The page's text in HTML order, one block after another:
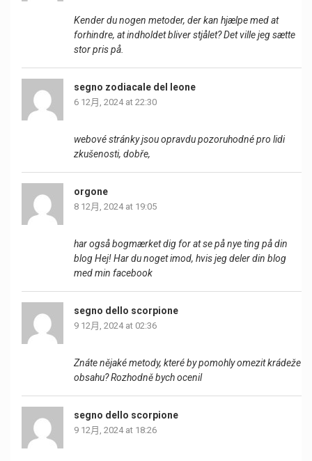
Kender du nogen metoder, der kan hjælpe med at
forhindre, at indholdet bliver stjålet? Det ville jeg sætte
stor pris på.
segno zodiacale del leone
6 12月, 2024 at 22:30
webové stránky jsou opravdu pozoruhodné pro lidi
zkušenosti, dobře,
orgone
8 12月, 2024 at 19:05
har også bogmærket dig for at se på nye ting på din
blog Hej! Har du noget imod, hvis jeg deler din blog
med min facebook
segno dello scorpione
9 12月, 2024 at 02:36
Znáte nějaké metody, které by pomohly omezit krádeže
obsahu? Rozhodně bych ocenil
segno dello scorpione
9 12月, 2024 at 18:26